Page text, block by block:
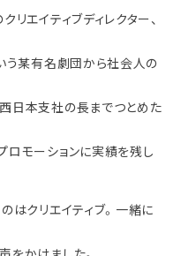
リエイティブディレクター、
う某有名劇団から社会人の
日本支社の長までつとめた
ロモーションに実績を残し
はクリエイティブ。一緒に